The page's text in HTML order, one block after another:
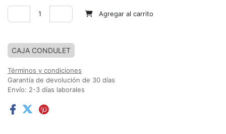
Agregar al carrito
CAJA CONDULET
Términos y condiciones
Garantía de devolución de 30 días
Envío: 2-3 días laborales